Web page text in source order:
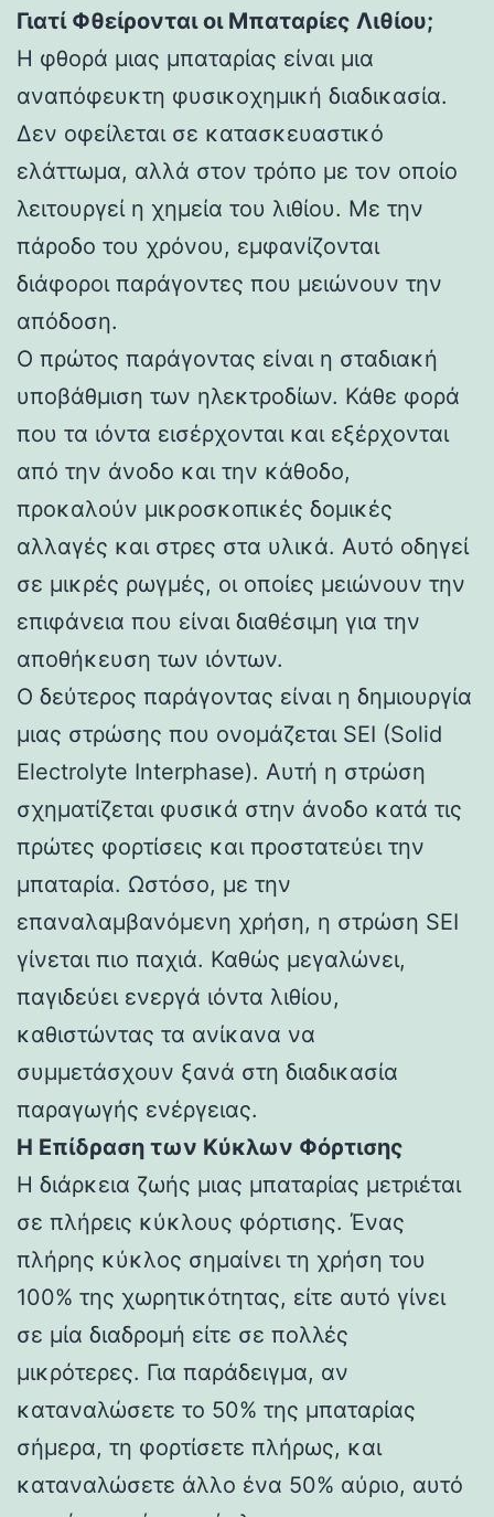
Γιατί Φθείρονται οι Μπαταρίες Λιθίου;
Η φθορά μιας μπαταρίας είναι μια
αναπόφευκτη φυσικοχημική διαδικασία.
Δεν οφείλεται σε κατασκευαστικό
ελάττωμα, αλλά στον τρόπο με τον οποίο
λειτουργεί η χημεία του λιθίου. Με την
πάροδο του χρόνου, εμφανίζονται
διάφοροι παράγοντες που μειώνουν την
απόδοση.
Ο πρώτος παράγοντας είναι η σταδιακή
υποβάθμιση των ηλεκτροδίων. Κάθε φορά
που τα ιόντα εισέρχονται και εξέρχονται
από την άνοδο και την κάθοδο,
προκαλούν μικροσκοπικές δομικές
αλλαγές και στρες στα υλικά. Αυτό οδηγεί
σε μικρές ρωγμές, οι οποίες μειώνουν την
επιφάνεια που είναι διαθέσιμη για την
αποθήκευση των ιόντων.
Ο δεύτερος παράγοντας είναι η δημιουργία
μιας στρώσης που ονομάζεται SEI (Solid
Electrolyte Interphase). Αυτή η στρώση
σχηματίζεται φυσικά στην άνοδο κατά τις
πρώτες φορτίσεις και προστατεύει την
μπαταρία. Ωστόσο, με την
επαναλαμβανόμενη χρήση, η στρώση SEI
γίνεται πιο παχιά. Καθώς μεγαλώνει,
παγιδεύει ενεργά ιόντα λιθίου,
καθιστώντας τα ανίκανα να
συμμετάσχουν ξανά στη διαδικασία
παραγωγής ενέργειας.
Η Επίδραση των Κύκλων Φόρτισης
Η διάρκεια ζωής μιας μπαταρίας μετριέται
σε πλήρεις κύκλους φόρτισης. Ένας
πλήρης κύκλος σημαίνει τη χρήση του
100% της χωρητικότητας, είτε αυτό γίνει
σε μία διαδρομή είτε σε πολλές
μικρότερες. Για παράδειγμα, αν
καταναλώσετε το 50% της μπαταρίας
σήμερα, τη φορτίσετε πλήρως, και
καταναλώσετε άλλο ένα 50% αύριο, αυτό